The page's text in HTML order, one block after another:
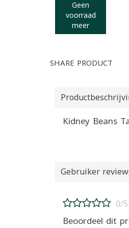
Geen
voorraad
meer
SHARE PRODUCT
Gebruiker
0/5
Beoordeel dit